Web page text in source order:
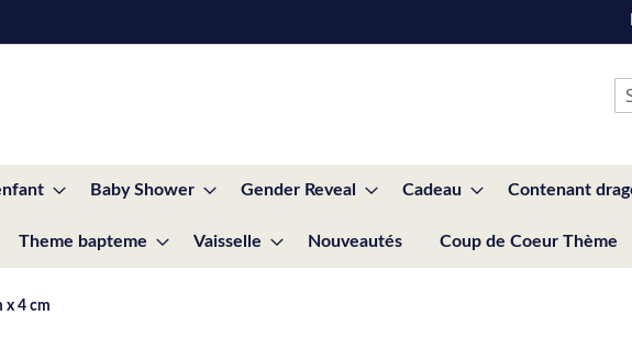
Baby Shower Gender Reveal Cadeau Contenant
Theme bapteme Vaisselle Nouveautés Coup de Coeur Thème
x 4 cm